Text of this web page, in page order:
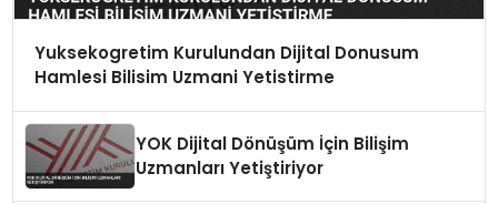
Yuksekogretim Kurulundan Dijital Donusum
Hamlesi Bilisim Uzmani Yetistirme
YOK Dijital Dönüşüm İçin Bilişim
Uzmanları Yetiştiriyor